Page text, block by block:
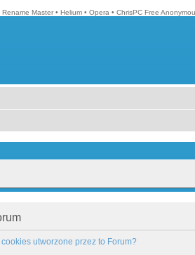
Rename Master • Helium • Opera • ChrisPC Free
utworzone przez to Forum?